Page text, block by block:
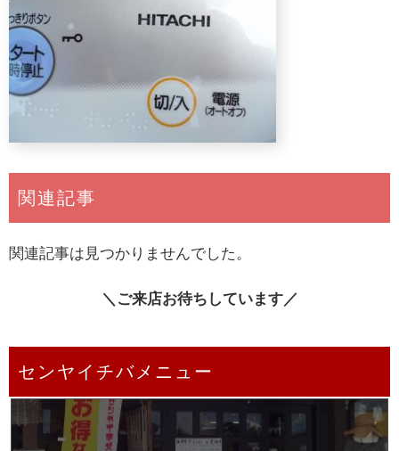
関連記事
関連記事は見つかりませんでした。
＼ご来店お待ちしています／
センヤイチバメニュー